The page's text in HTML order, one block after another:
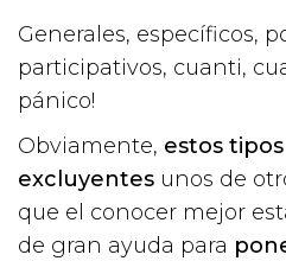
Generales, específicos,
participativos, cuanti,
pánico!
Obviamente, estos
excluyentes unos de
que el conocer mejor
de gran ayuda para